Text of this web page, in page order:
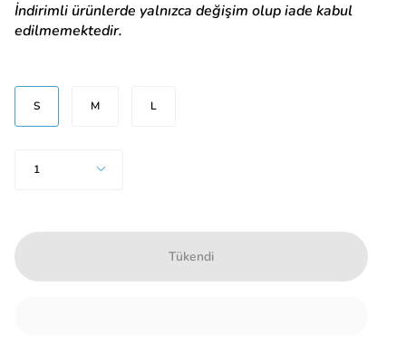
İndirimli ürünlerde yalnızca değişim olup iade kabul
edilmemektedir.
Beden
S
M L
1
Tükendi